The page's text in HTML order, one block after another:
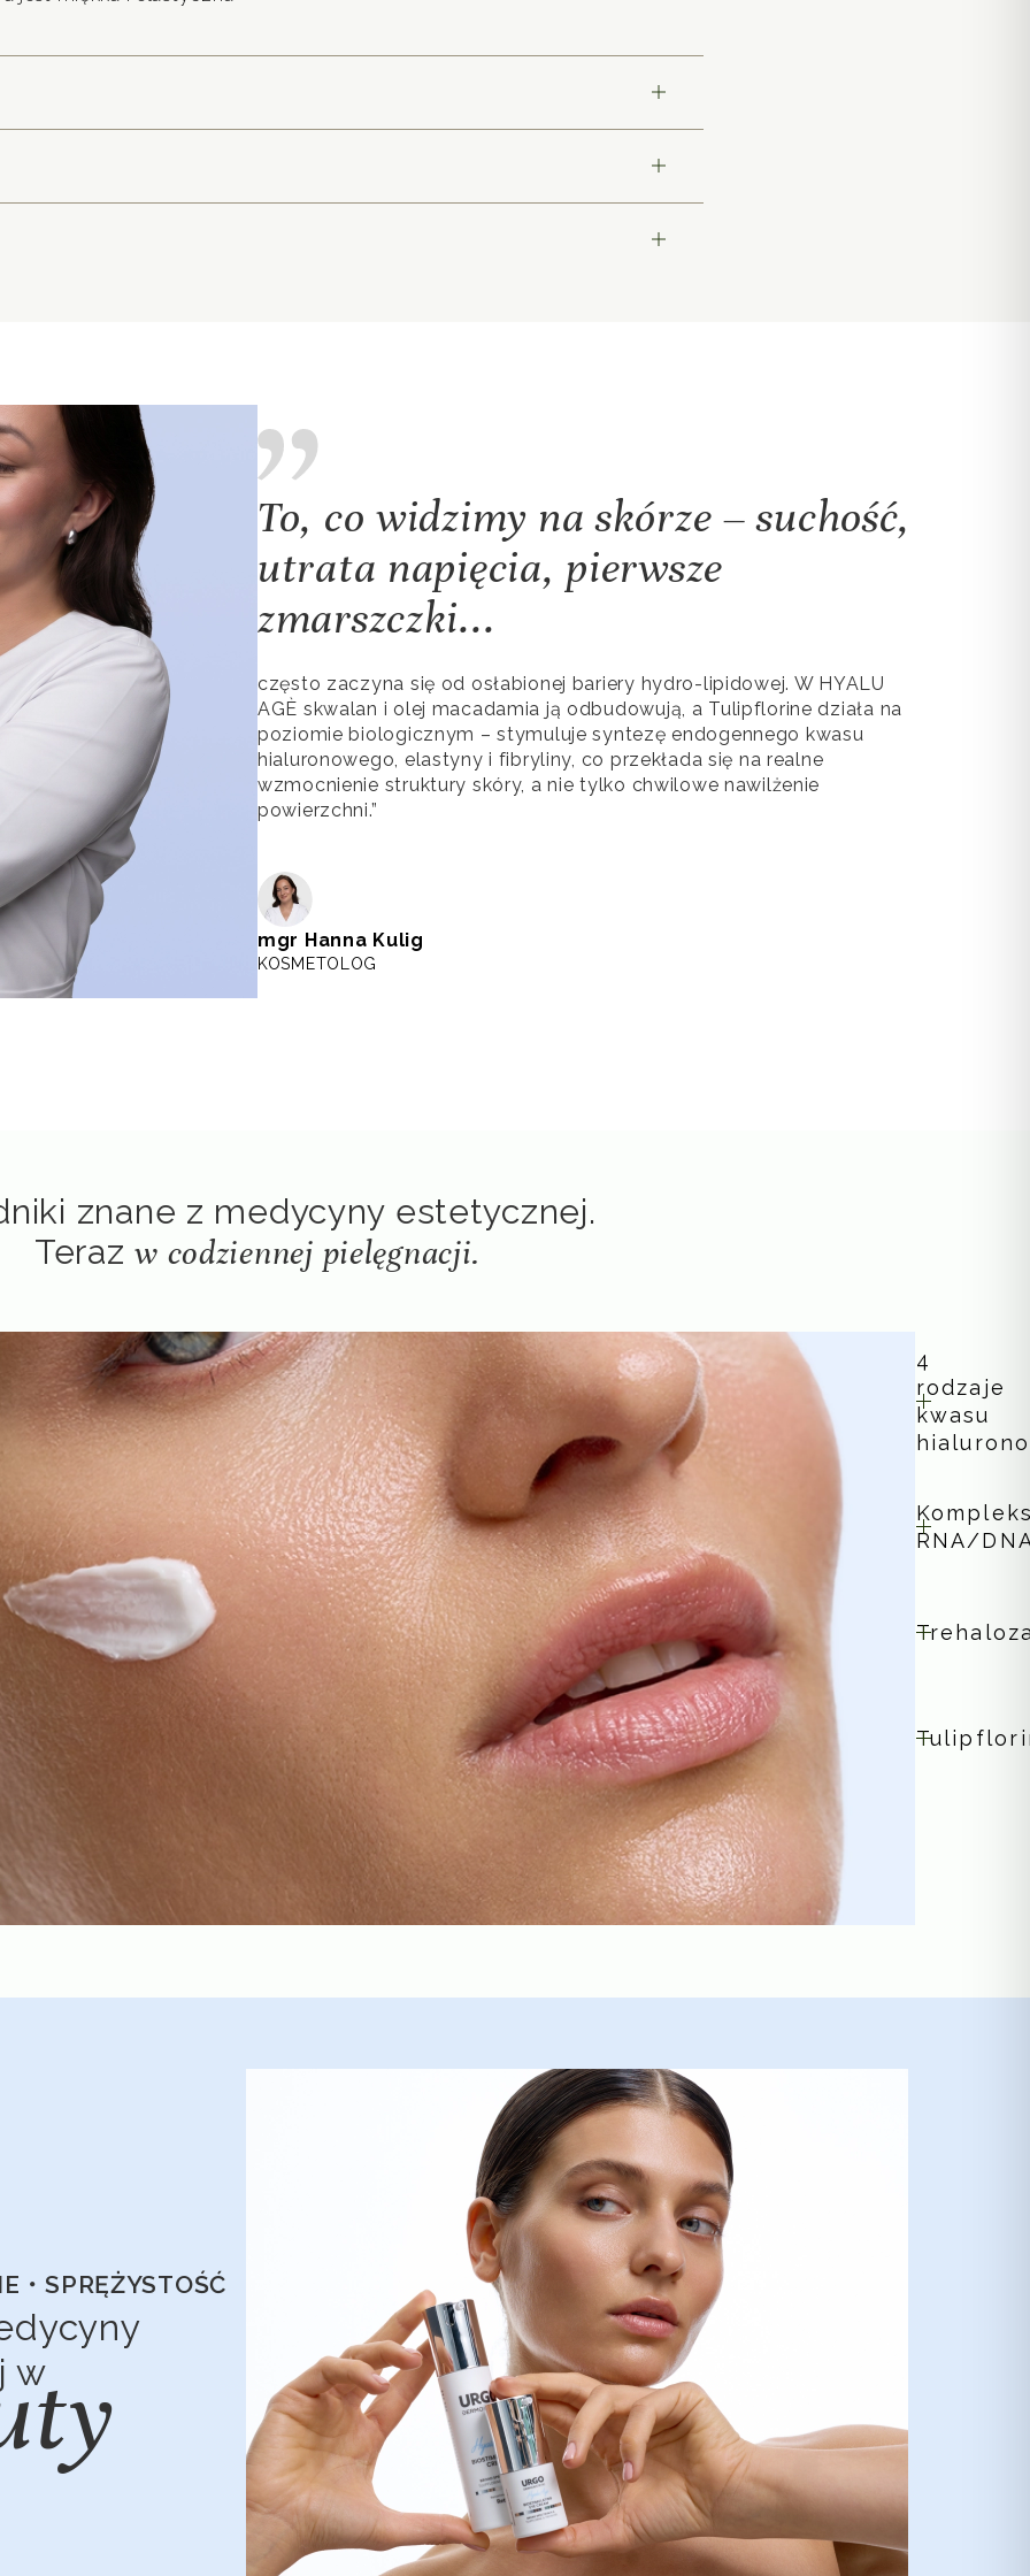
To, co widzimy na skórze – suchość,
utrata napięcia, pierwsze
zmarszczki...
często zaczyna się od osłabionej bariery hydro-lipidowej. W HYALU
AGÈ skwalan i olej macadamia ją odbudowują, a Tulipflorine działa na
poziomie biologicznym – stymuluje syntezę endogennego kwasu
hialuronowego, elastyny i fibryliny, co przekłada się na realne
wzmocnienie struktury skóry, a nie tylko chwilowe nawilżenie
powierzchni.”
mgr Hanna Kulig
KOSMETOLOG
znane z medycyny estetycznej.
Terazw codziennej pielęgnacji.
4
rodzaje
kwasu
RNA/
・SPRĘŻYSTOŚĆ
w